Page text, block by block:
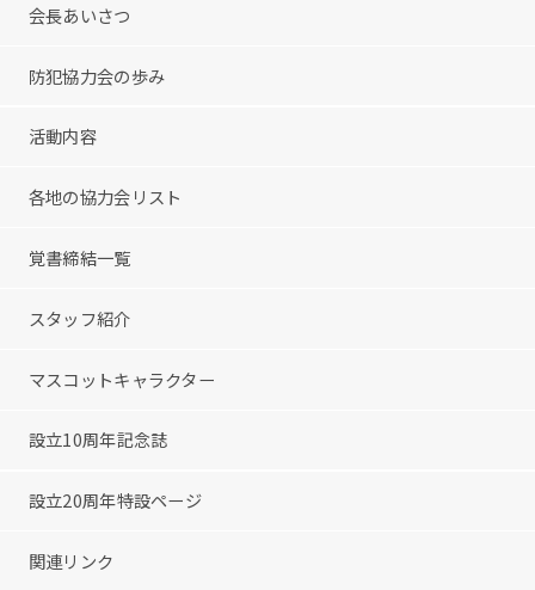
会長あいさつ
防犯協力会の歩み
活動内容
各地の協力会リスト
覚書締結一覧
スタッフ紹介
マスコットキャラクター
設立10周年記念誌
設立20周年特設ページ
関連リンク